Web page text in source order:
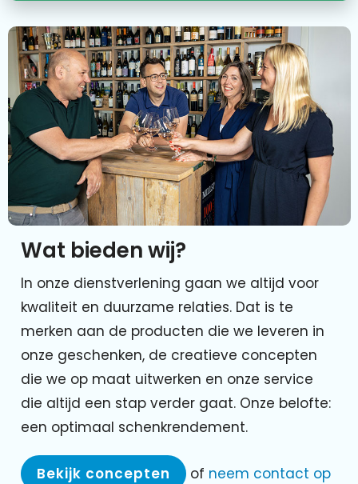
Wat bieden wij?
In onze dienstverlening gaan we altijd voor
kwaliteit en duurzame relaties. Dat is te
merken aan de producten die we leveren in
onze geschenken, de creatieve concepten
die we op maat uitwerken en onze service
die altijd een stap verder gaat. Onze belofte:
een optimaal schenkrendement.
Bekijk concepten of neem contact op